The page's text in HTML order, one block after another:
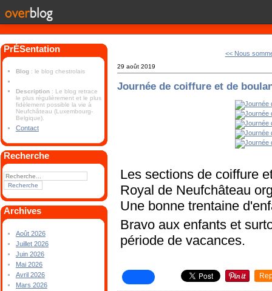
PrÉSentation
Blog : le blog chestrolais
Description : Le blog retrace
le plus régulièrement et le plus
fidèlement possible la vie à
Neufchâteau (Luxembourg-
Belgique).
Contact
Recherche
Archives
Août 2026
Juillet 2026
Juin 2026
Mai 2026
Avril 2026
Mars 2026
<< Nous
29 août 2019
Journée de coiffure et de
Les sections de coiffure
Royal de Neufchâteau
Une bonne trentaine
Bravo aux enfants et
période de vacances.